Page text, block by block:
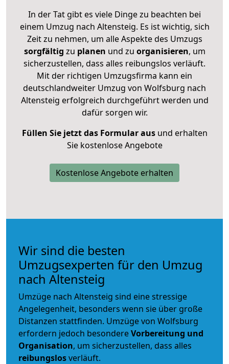
In der Tat gibt es viele Dinge zu beachten bei
einem Umzug nach Altensteig. Es ist wichtig, sich
Zeit zu nehmen, um alle Aspekte des Umzugs
sorgfältig zu planen und zu organisieren, um
sicherzustellen, dass alles reibungslos verläuft.
Mit der richtigen Umzugsfirma kann ein
deutschlandweiter Umzug von Wolfsburg nach
Altensteig erfolgreich durchgeführt werden und
dafür sorgen wir.
Füllen Sie jetzt das Formular ausund erhalten
Sie kostenlose Angebote
Kostenlose Angebote erhalten
Wir sind die besten
Umzugsexperten für den Umzug
nach Altensteig
Umzüge nach Altensteig sind eine stressige
Angelegenheit, besonders wenn sie über große
Distanzen stattfinden. Umzüge von Wolfsburg
erfordern jedoch besondereVorbereitung und
Organisation, um sicherzustellen, dass alles
reibungslosverläuft.